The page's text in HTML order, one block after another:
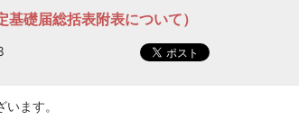
礎届総括表附表について）
ます。